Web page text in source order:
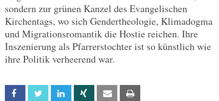
sondern zur grünen Kanzel des Evangelischen
Kirchentags, wo sich Gendertheologie, Klimadogma
und Migrationsromantik die Hostie reichen. Ihre
Inszenierung als Pfarrerstochter ist so künstlich wie
ihre Politik verheerend war.
Facebook Twitter Linkedin Xing Email